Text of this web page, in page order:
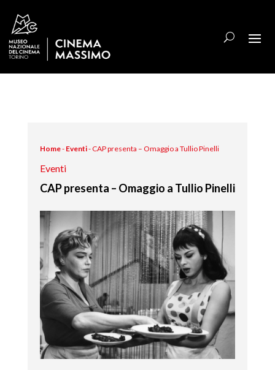
Home- Eventi-CAP presenta – Omaggio a Tullio Pinelli
Eventi
CAP presenta – Omaggio a Tullio Pinelli